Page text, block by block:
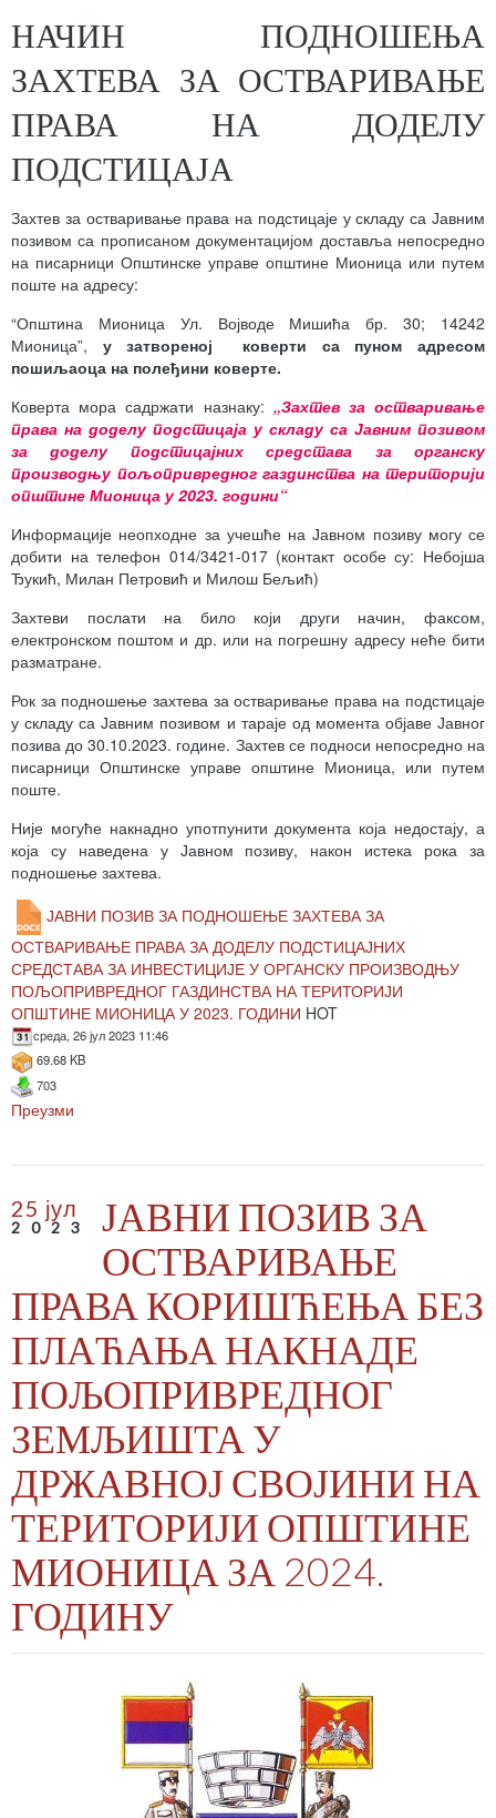
НАЧИН ПОДНОШЕЊА
ЗАХТЕВА ЗА ОСТВАРИВАЊЕ
ПРАВА НА ДОДЕЛУ
ПОДСТИЦАЈА
Захтев за остваривање права на подстицаје у складу са Јавним
позивом са прописаном документацијом доставља непосредно
на писарници Општинске управе општине Мионица или путем
поште на адресу:
“Општина Мионица Ул. Војводе Мишића бр. 30; 14242
Мионица”, у затвореној коверти са пуном
адресом
пошиљаоца на полеђини коверте.
Коверта мора садржати назнаку: „Захтев за остваривање
права на доделу подстицаја у складу са Јавним позивом
задоделу подстицајних средстава за органску
производњу пољопривредног газдинства на територији
општине Мионица у2023. години“
Информације неопходне за учешће на Јавном позиву могу се
добити на телефон 014/3421-017 (контакт особе су: Небојша
Ђукић, Милан Петровић и Милош Бељић)
Захтеви послати на било који други начин, факсом,
електронском поштом и др. или на погрешну адресу неће бити
разматране.
Рок за подношење захтева за остваривање права на подстицаје
у складу са Јавним позивом и тараје од момента објаве Јавног
позива до 30.10.2023. године. Захтев се подноси непосредно на
писарници Општинске управе општине Мионица, или путем
поште.
Није могуће накнадно употпунити документа која недостају, а
која су наведена у Јавном позиву, након истека рока за
подношење захтева.
ЈАВНИ ПОЗИВ ЗА ПОДНОШЕЊЕ ЗАХТЕВА ЗА
ОСТВАРИВАЊЕ ПРАВА ЗА ДОДЕЛУ ПОДСТИЦАЈНИХ
СРЕДСТАВА ЗА ИНВЕСТИЦИЈЕ У ОРГАНСКУ ПРОИЗВОДЊУ
ПОЉОПРИВРЕДНОГ ГАЗДИНСТВА НА ТЕРИТОРИЈИ
ОПШТИНЕ МИОНИЦА У 2023. ГОДИНИ HOT
среда, 26 јул 2023 11:46
69.68 KB
703
Преузми
25 јул
2023
ЈАВНИ ПОЗИВ ЗА
ОСТВАРИВАЊЕ
ПРАВА КОРИШЋЕЊА БЕЗ
ПЛАЋАЊА НАКНАДЕ
ПОЉОПРИВРЕДНОГ
ЗЕМЉИШТА У
ДРЖАВНОЈ СВОЈИНИ НА
ТЕРИТОРИЈИ ОПШТИНЕ
МИОНИЦА ЗА 2024.
ГОДИНУ